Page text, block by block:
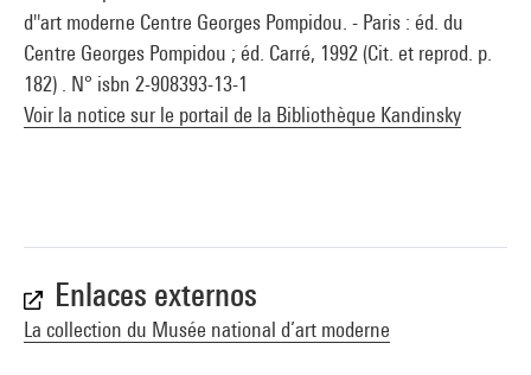
d''art moderne Centre Georges Pompidou. - Paris : éd. du
Centre Georges Pompidou ; éd. Carré, 1992 (Cit. et reprod. p.
182) . N° isbn 2-908393-13-1
Voir la notice sur le portail de la Bibliothèque Kandinsky
Enlaces externos
La collection du Musée national d’art moderne